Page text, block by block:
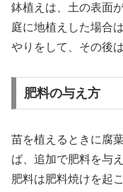
鉢植えは、土の表面
庭に地植えした場合
やりをして、その後
肥料の与え方
苗を植えるときに腐
ば、追加で肥料を与
肥料は肥料焼けを起